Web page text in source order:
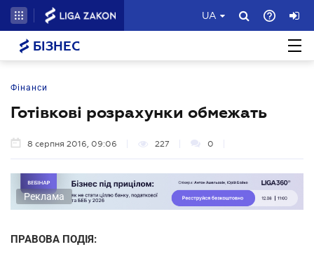
UA
БІЗНЕС
Фінанси
Готівкові розрахунки обмежать
8 серпня 2016, 09:06 227 0
Реклама
ПРАВОВА ПОДІЯ: